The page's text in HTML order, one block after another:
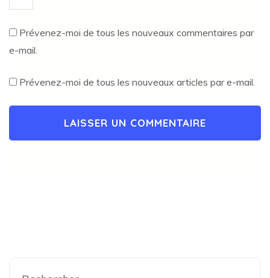
Prévenez-moi de tous les nouveaux commentaires par
e-mail.
Prévenez-moi de tous les nouveaux articles par e-mail.